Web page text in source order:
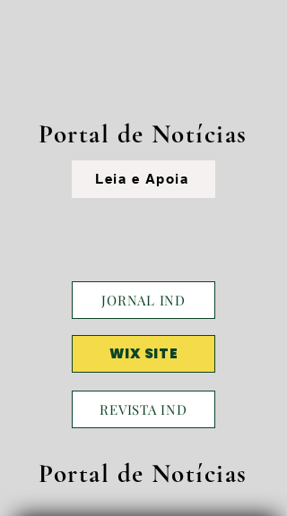
Portal de Notícias
Leia e Apoia
JORNAL IND
WIX SITE
REVISTA IND
Portal de Notícias